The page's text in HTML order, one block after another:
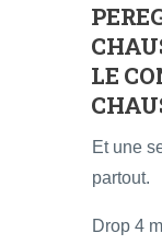
LE
Et une
partout.
Drop 4